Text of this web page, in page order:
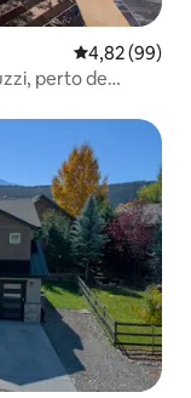
4,82 de uma
4,82 (99)
perto de